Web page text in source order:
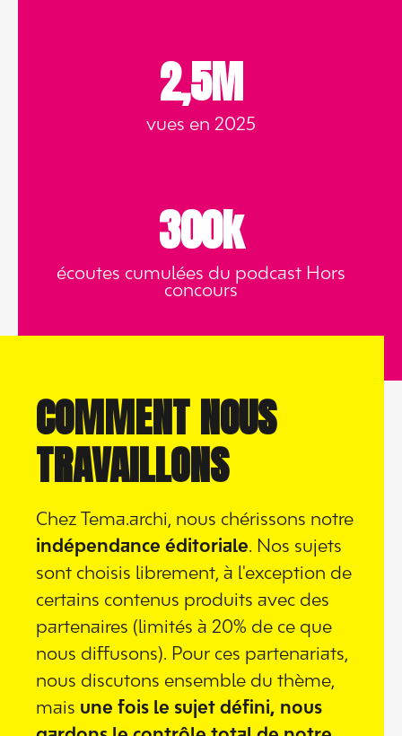
2,5M
vues en 2025
300k
écoutes cumulées du podcast Hors
concours
COMMENT NOUS
TRAVAILLONS
Chez Tema.archi, nous chérissons notre
indépendance éditoriale. Nos sujets
sont choisis librement, à l'exception de
certains contenus produits avec des
partenaires (limités à 20% de ce que
nous diffusons). Pour ces partenariats,
nous discutons ensemble du thème,
mais une fois le sujet défini, nous